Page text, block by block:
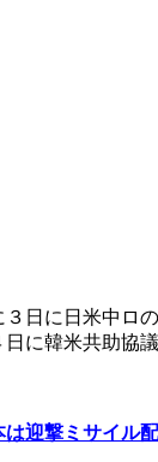
日に日米中ロ
に韓米共助協
迎撃ミサイル配